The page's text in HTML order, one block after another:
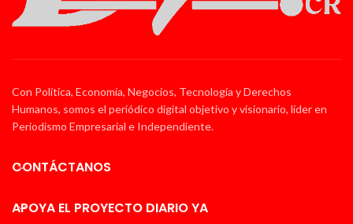
Con Política, Economía, Negocios, Tecnología y Derechos
Humanos, somos el periódico digital objetivo y visionario, líder en
Periodismo Empresarial e Independiente.
CONTÁCTANOS
APOYA EL PROYECTO DIARIO YA